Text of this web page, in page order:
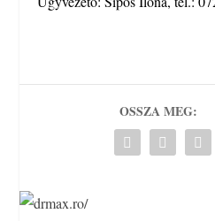
OSSZA MEG: